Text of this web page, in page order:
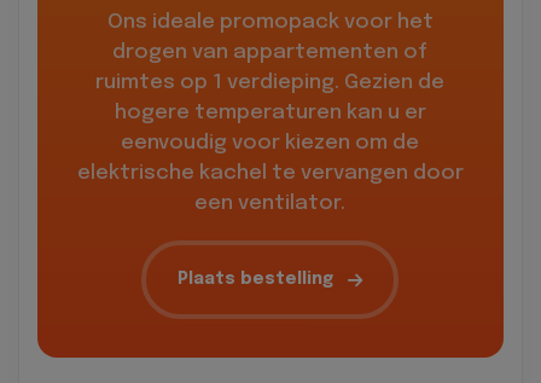
Ons ideale promopack voor het
drogen van appartementen of
ruimtes op 1 verdieping. Gezien de
hogere temperaturen kan u er
eenvoudig voor kiezen om de
elektrische kachel te vervangen door
een ventilator.
Plaats bestelling